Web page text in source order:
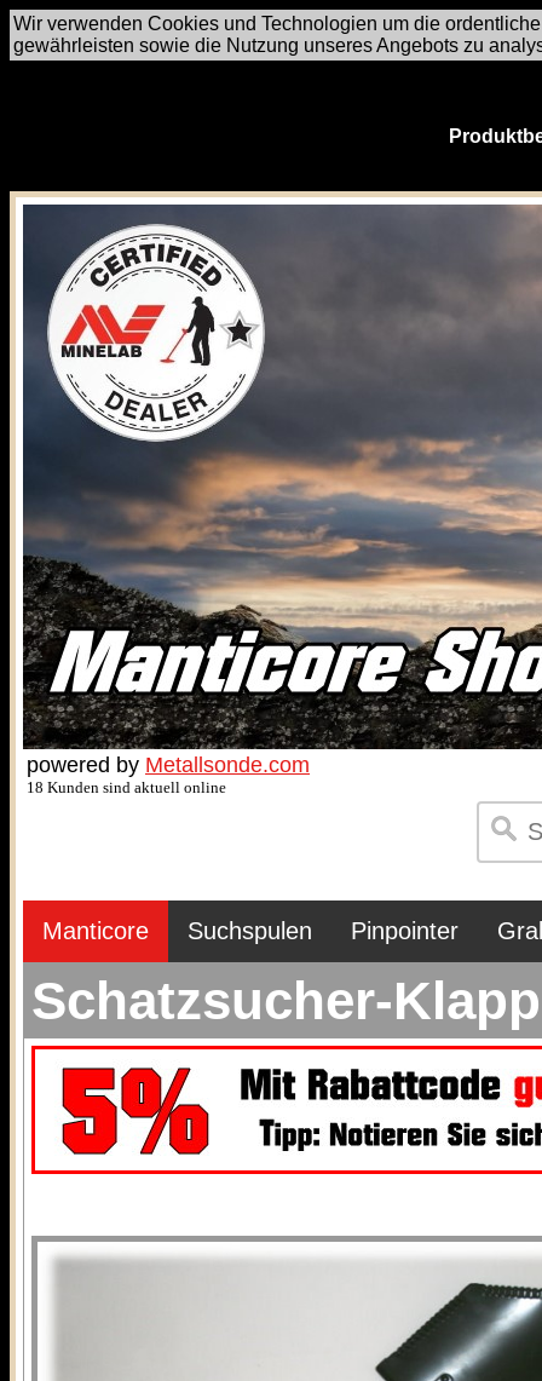
Wir verwenden Cookies und Technologien um die
gewährleisten sowie die Nutzung unseres Angebots zu
powered by Metallsonde.com
18 Kunden sind aktuell online
Manticore Suchspulen Pinpointer
Schatzsucher-